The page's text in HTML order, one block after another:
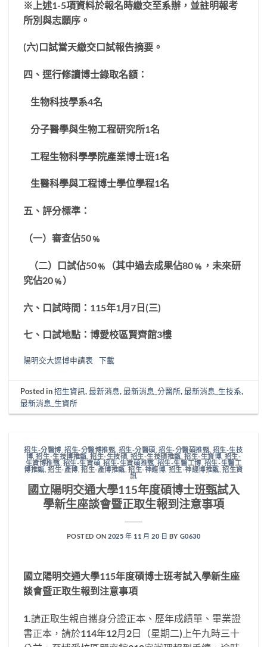
※ 上述1-5項資料於報名時繳交至系辦，並註明報考
所別與志願序。
(六)口試當天繳交口試報告摘要。
四、逕行修讀博士錄取名額：
生物科技學系4名
分子醫學與生物工程研究所1名
工程生物科學學院產業博士班1名
生醫科學與工程博士學位學程1名
五、評分標準：
（一）審查佔50﹪
（二） 口試佔50﹪（其中過去成果佔80﹪，未來研
究佔20﹪）
六、口試時間： 115年1 月7日(三)
七、口試地點：博愛校區賢齊館3樓
陽明交大逕博申請表 下載
Posted in招生資訊,最新消息,最新消息_分醫所,最新消息_生技系,
最新消息_生資所
招生-分醫博, 招生-分醫博推甄, 招生-分醫碩 ,招生-分醫碩推甄, 招生-生技
博,招生-生技博推甄, 招生-生技碩 招生-生技碩推甄,招生-生資博, 招生-
生資博推甄, 招生-生資碩 ,招生-生資碩推甄, 招生-生醫工博, 招生-生醫工
博推甄,招生-產博, 招生-產博推甄, 招生-神經博, 招生-神經博推甄,招生資
訊
國立陽明交通大學115年度碩博士班甄試入
學新生座談會暨正取生報到注意事項
POSTED ON2025 年 11 月 20 日 BY G0630
國立陽明交通大學115年度碩博士班考試入學新生座
談會暨正取生報到注意事項
1.請正取生親自攜身分證正本、歷年成績單、畢業證
書正本，請於114年12月2日（星期二)上午九時三十